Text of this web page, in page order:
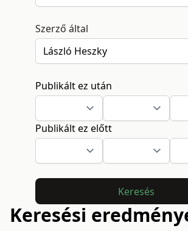
Szerző által
Publikált ez után
Publikált ez előtt
Keresés
Keresési